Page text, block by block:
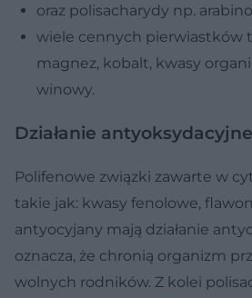
oraz polisacharydy np.
wiele cennych pierwiastków
magnez, kobalt, kwasy
winowy.
Działanie antyoksydacyjne
Polifenowe związki zawarte w
takie jak: kwasy fenolowe,
antyocyjany mają działanie
oznacza, że chronią organizm
wolnych rodników. Z kolei